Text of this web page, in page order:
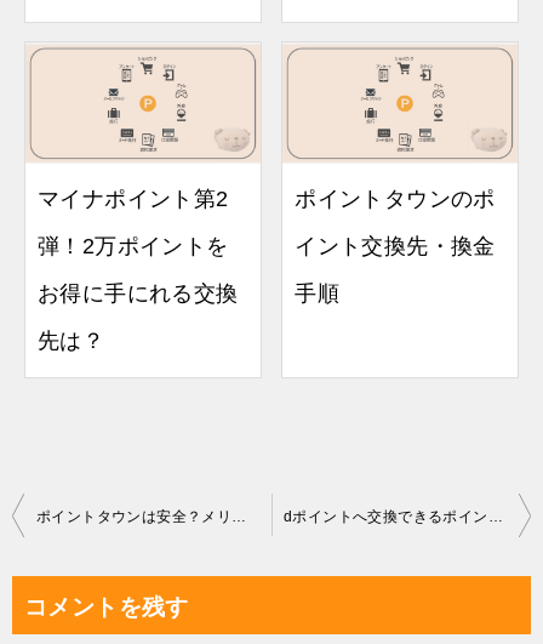
マイナポイント第2
弾！2万ポイントを
お得に手にれる交換
先は？
ポイントタウンのポ
イント交換先・換金
手順
投
ビ
ポイントタウンは安全？メリットやデメリット・評判を調査！ dポイントへ交換できるポイントサイトまとめ
コメントを残す